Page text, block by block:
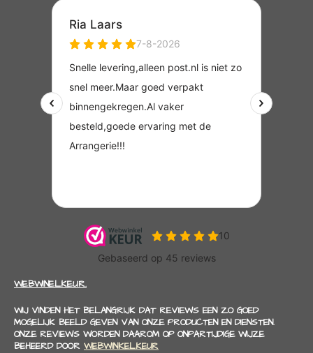
WEBWINELKEUR.
WIJ VINDEN HET BELANGRIJK DAT REVIEWS EEN ZO GOED
MOGELIJK BEELD GEVEN VAN ONZE PRODUCTEN EN DIENSTEN.
ONZE REVIEWS WORDEN DAAROM OP ONPARTIJDIGE WIJZE
BEHEERD DOOR WEBWINKELKEUR